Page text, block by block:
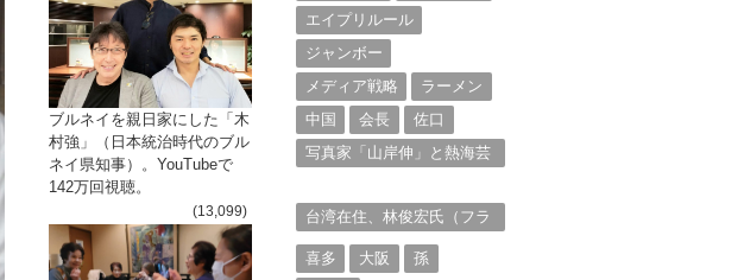
ブルネイを親日家にした「木
村強」（日本統治時代のブル
ネイ県知事）。YouTubeで
142万回視聴。
(13,099)
エイプリルール
ジャンボー
メディア戦略
ラーメン
中国
会長
佐口
写真家「山岸伸」と熱海芸
台湾在住、林俊宏氏（フラ
喜多
大阪
孫